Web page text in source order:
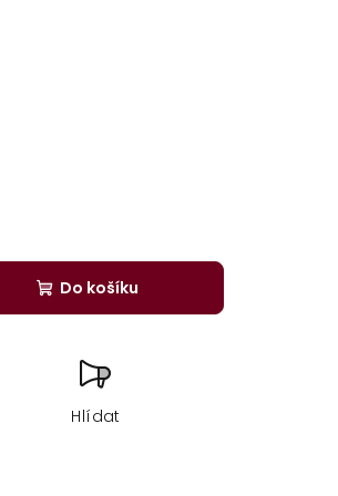
Do košíku
Hlídat